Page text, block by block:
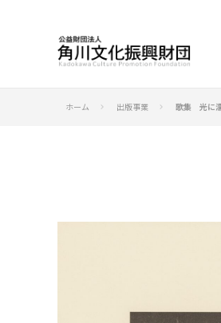
ホーム keyboard_arrow_right 出版事業 keyboard_arrow_right 歌集 光に